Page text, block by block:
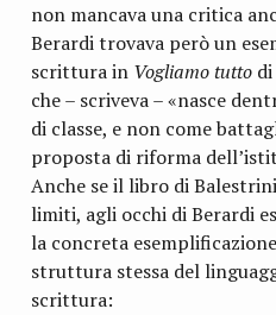
non mancava una critica
Berardi trovava però un
scrittura in Vogliamo tutto
che – scriveva – «nasce
di classe, e non come
proposta di riforma
Anche se il libro di
limiti, agli occhi di Berardi
la concreta
struttura stessa del
scrittura: